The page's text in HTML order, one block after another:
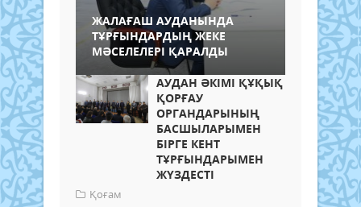
ЖАЛАҒАШ АУДАНЫНДА
ТҰРҒЫНДАРДЫҢ ЖЕКЕ
МӘСЕЛЕЛЕРІ ҚАРАЛДЫ
АУДАН ӘКІМІ ҚҰҚЫҚ
ҚОРҒАУ
ОРГАНДАРЫНЫҢ
БАСШЫЛАРЫМЕН
БІРГЕ КЕНТ
ТҰРҒЫНДАРЫМЕН
ЖҮЗДЕСТІ
Қоғам